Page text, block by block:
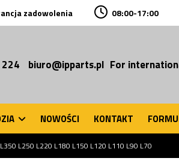
zadowolenia 08:00-17:00
biuro@ipparts.pl For
NOWOŚCI KONTAKT
L250 L220 L180 L150 L120 L110 L90 L70